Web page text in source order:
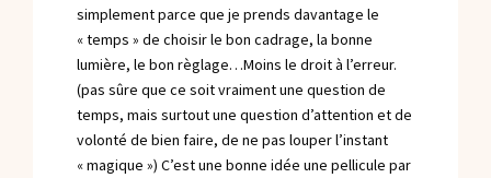
simplement parce que je prends davantage le
« temps » de choisir le bon cadrage, la bonne
lumière, le bon règlage…Moins le droit à l’erreur.
(pas sûre que ce soit vraiment une question de
temps, mais surtout une question d’attention et de
volonté de bien faire, de ne pas louper l’instant
« magique ») C’est une bonne idée une pellicule par